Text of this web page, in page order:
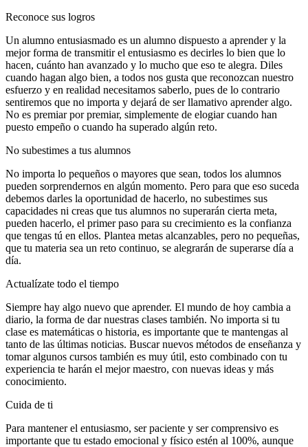
Reconoce sus logros
Un alumno entusiasmado es un alumno dispuesto a aprender y la
mejor forma de transmitir el entusiasmo es decirles lo bien que lo
hacen, cuánto han avanzado y lo mucho que eso te alegra. Diles
cuando hagan algo bien, a todos nos gusta que reconozcan nuestro
esfuerzo y en realidad necesitamos saberlo, pues de lo contrario
sentiremos que no importa y dejará de ser llamativo aprender algo.
No es premiar por premiar, simplemente de elogiar cuando han
puesto empeño o cuando ha superado algún reto.
No subestimes a tus alumnos
No importa lo pequeños o mayores que sean, todos los alumnos
pueden sorprendernos en algún momento. Pero para que eso suceda
debemos darles la oportunidad de hacerlo, no subestimes sus
capacidades ni creas que tus alumnos no superarán cierta meta,
pueden hacerlo, el primer paso para su crecimiento es la confianza
que tengas tú en ellos. Plantea metas alcanzables, pero no pequeñas,
que tu materia sea un reto continuo, se alegrarán de superarse día a
día.
Actualízate todo el tiempo
Siempre hay algo nuevo que aprender. El mundo de hoy cambia a
diario, la forma de dar nuestras clases también. No importa si tu
clase es matemáticas o historia, es importante que te mantengas al
tanto de las últimas noticias. Buscar nuevos métodos de enseñanza y
tomar algunos cursos también es muy útil, esto combinado con tu
experiencia te harán el mejor maestro, con nuevas ideas y más
conocimiento.
Cuida de ti
Para mantener el entusiasmo, ser paciente y ser comprensivo es
importante que tu estado emocional y físico estén al 100%, aunque